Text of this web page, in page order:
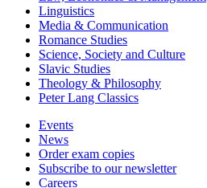
Linguistics
Media & Communication
Romance Studies
Science, Society and Culture
Slavic Studies
Theology & Philosophy
Peter Lang Classics
Events
News
Order exam copies
Subscribe to our newsletter
Careers